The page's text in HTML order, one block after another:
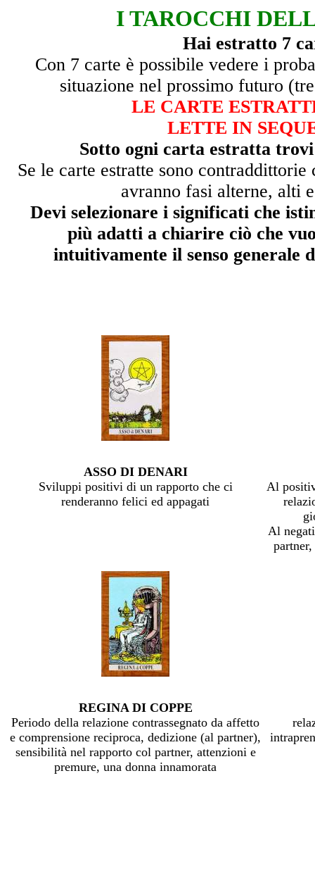
I TAROCCHI
Hai estratto 7
Con 7 carte è possibile vedere i
situazione nel prossimo futuro
LE CARTE
LETTE IN
Sotto ogni carta estratta
Se le carte estratte sono
avranno fasi alterne, alti
Devi selezionare i significati che
più adatti a chiarire ciò che
intuitivamente il senso generale
ASSO DI DENARI
Sviluppi positivi di un rapporto che ci
renderanno felici ed appagati
Al
Al
REGINA DI COPPE
Periodo della relazione contrassegnato da affetto
e comprensione reciproca, dedizione (al partner),
sensibilità nel rapporto col partner, attenzioni e
premure, una donna innamorata